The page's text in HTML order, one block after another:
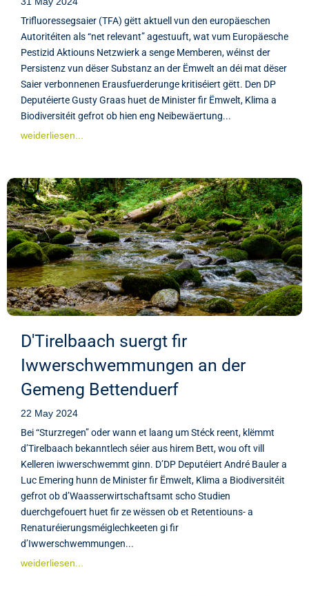
Trifluoressegsaier (TFA) gëtt aktuell vun den europäeschen
Autoritéiten als “net relevant” agestuuft, wat vum Europäesche
Pestizid Aktiouns Netzwierk a senge Memberen, wéinst der
Persistenz vun dëser Substanz an der Ëmwelt an déi mat dëser
Saier verbonnenen Erausfuerderunge kritiséiert gëtt. Den DP
Deputéierte Gusty Graas huet de Minister fir Ëmwelt, Klima a
Biodiversitéit gefrot ob hien eng Neibewäertung...
weiderliesen...
D'Tirelbaach suergt fir
Iwwerschwemmungen an der
Gemeng Bettenduerf
22 May 2024
Bei “Sturzregen” oder wann et laang um Stéck reent, klëmmt
d’Tirelbaach bekanntlech séier aus hirem Bett, wou oft vill
Kelleren iwwerschwemmt ginn. D’DP Deputéiert André Bauler a
Luc Emering hunn de Minister fir Ëmwelt, Klima a Biodiversitéit
gefrot ob d’Waasserwirtschaftsamt scho Studien
duerchgefouert huet fir ze wëssen ob et Retentiouns- a
Renaturéierungsméiglechkeeten gi fir
d’Iwwerschwemmungen...
weiderliesen...